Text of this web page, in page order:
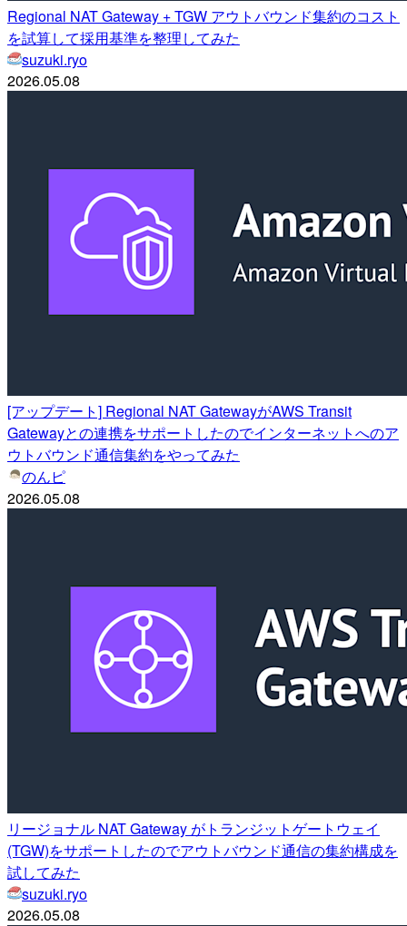
Regional NAT Gateway + TGW アウトバウンド集約のコスト
を試算して採用基準を整理してみた
suzuki.ryo
2026.05.08
[アップデート] Regional NAT GatewayがAWS Transit
Gatewayとの連携をサポートしたのでインターネットへのア
ウトバウンド通信集約をやってみた
のんピ
2026.05.08
リージョナル NAT Gateway がトランジットゲートウェイ
(TGW)をサポートしたのでアウトバウンド通信の集約構成を
試してみた
suzuki.ryo
2026.05.08